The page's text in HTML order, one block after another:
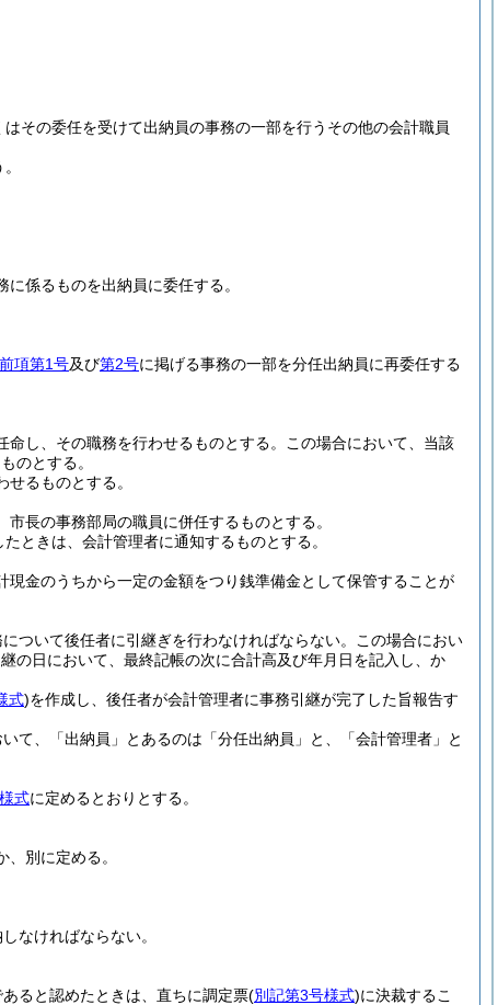
その委任を受けて出納員の事務の一部を行うその他の会計職員
係るものを出納員に委任する。
前項第1号及び第2号に掲げる事務の一部を分任出納員に再委任する
し、その職務を行わせるものとする。
この場合において、当該
のとする。
るものとする。
長の事務部局の職員に併任するものとする。
ときは、会計管理者に通知するものとする。
金のうちから一定の金額をつり銭準備金として保管することが
ついて後任者に引継ぎを行わなければならない。
この場合におい
の日において、最終記帳の次に合計高及び年月日を記入し、か
式)を作成し、後任者が会計管理者に事務引継が完了した旨報告す
て、「出納員」とあるのは「分任出納員」と、「会計管理者」と
式に定めるとおりとする。
別に定める。
なければならない。
ると認めたときは、直ちに調定票(別記第3号様式)に決裁するこ